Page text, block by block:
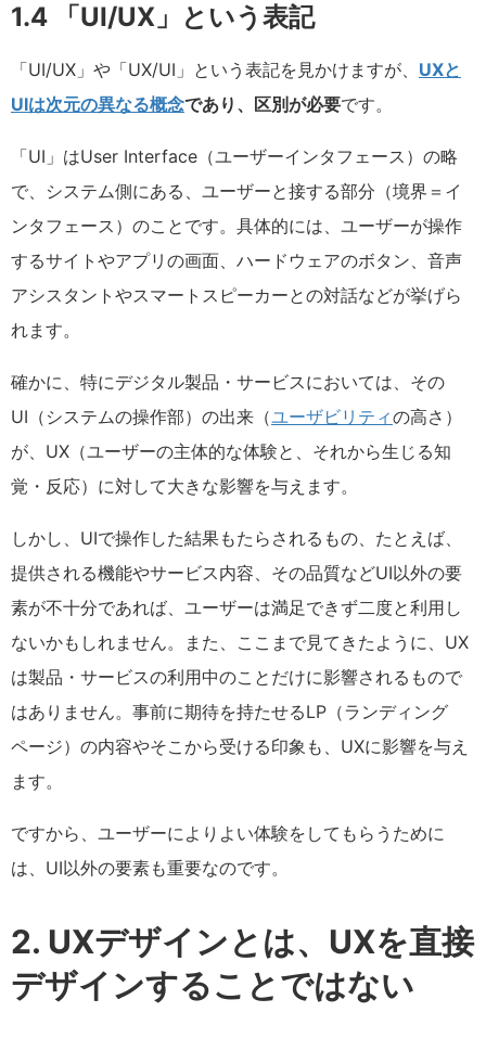
1.4 「UI/UX」という表記
「UI/UX」や「UX/UI」という表記を見かけますが、 UXと
UIは次元の異なる概念であり、区別が必要です。
「UI」はUser Interface（ユーザーインタフェース）の略
で、システム側にある、ユーザーと接する部分（境界＝イ
ンタフェース）のことです。具体的には、ユーザーが操作
するサイトやアプリの画面、ハードウェアのボタン、音声
アシスタントやスマートスピーカーとの対話などが挙げら
れます。
確かに、特にデジタル製品・サービスにおいては、その
UI（システムの操作部）の出来（ユーザビリティの高さ）
が、UX（ユーザーの主体的な体験と、それから生じる知
覚・反応）に対して大きな影響を与えます。
しかし、UIで操作した結果もたらされるもの、たとえば、
提供される機能やサービス内容、その品質などUI以外の要
素が不十分であれば、ユーザーは満足できず二度と利用し
ないかもしれません。また、ここまで見てきたように、UX
は製品・サービスの利用中のことだけに影響されるもので
はありません。事前に期待を持たせるLP（ランディング
ページ）の内容やそこから受ける印象も、UXに影響を与え
ます。
ですから、ユーザーによりよい体験をしてもらうために
は、UI以外の要素も重要なのです。
2. UXデザインとは、UXを直接
デザインすることではない